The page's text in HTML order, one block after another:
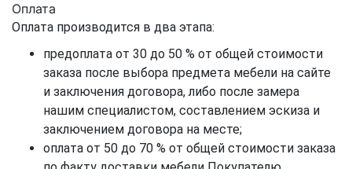
Оплата
Оплата производится в два этапа:
предоплата от 30 до 50 % от общей стоимости
заказа после выбора предмета мебели на сайте
и заключения договора, либо после замера
нашим специалистом, составлением эскиза и
заключением договора на месте;
оплата от 50 до 70 % от общей стоимости заказа